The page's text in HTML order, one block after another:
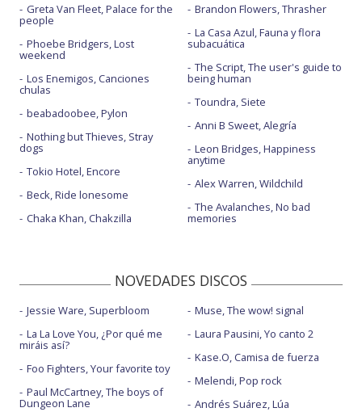
Greta Van Fleet, Palace for the
people
Phoebe Bridgers, Lost
weekend
Los Enemigos, Canciones
chulas
beabadoobee, Pylon
Nothing but Thieves, Stray
dogs
Tokio Hotel, Encore
Beck, Ride lonesome
Chaka Khan, Chakzilla
Brandon Flowers, Thrasher
La Casa Azul, Fauna y flora
subacuática
The Script, The user's guide to
being human
Toundra, Siete
Anni B Sweet, Alegría
Leon Bridges, Happiness
anytime
Alex Warren, Wildchild
The Avalanches, No bad
memories
NOVEDADES DISCOS
Jessie Ware, Superbloom
La La Love You, ¿Por qué me
miráis así?
Foo Fighters, Your favorite toy
Paul McCartney, The boys of
Dungeon Lane
Muse, The wow! signal
Laura Pausini, Yo canto 2
Kase.O, Camisa de fuerza
Melendi, Pop rock
Andrés Suárez, Lúa